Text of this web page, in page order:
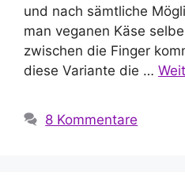
und nach sämtliche
man veganen Käse
zwischen die Finger
diese Variante die …
8 Kommentare